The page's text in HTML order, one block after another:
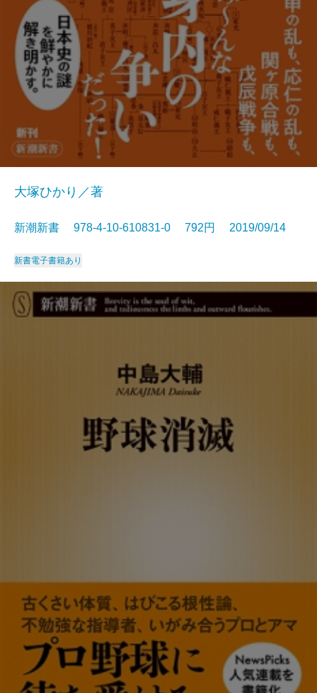
大塚ひかり／著
新潮新書 978-4-10-610831-0 792円 2019/09/14
新書電子書籍あり